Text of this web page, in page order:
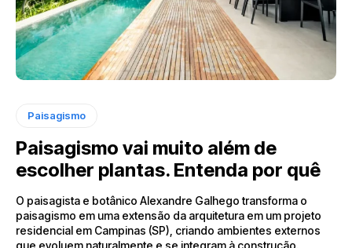
Paisagismo
Paisagismo vai muito além de
escolher plantas. Entenda por quê
O paisagista e botânico Alexandre Galhego transforma o
paisagismo em uma extensão da arquitetura em um projeto
residencial em Campinas (SP), criando ambientes externos
que evoluem naturalmente e se integram à construção.